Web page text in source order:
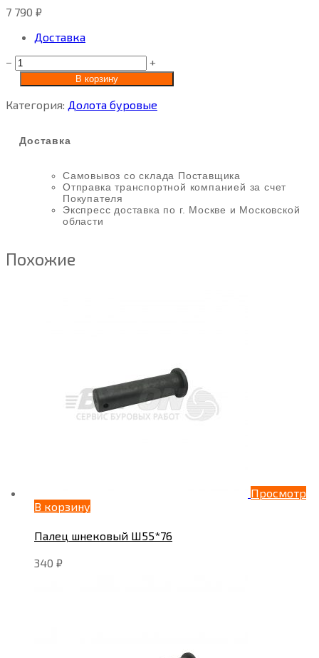
7 790 ₽
Доставка
−
+
В корзину
Категория: Долота буровые
Доставка
Самовывоз со склада Поставщика
Отправка транспортной компанией за счет
Покупателя
Экспресс доставка по г. Москве и Московской
области
Похожие
Просмотр
В корзину
Палец шнековый Ш55*76
340 ₽